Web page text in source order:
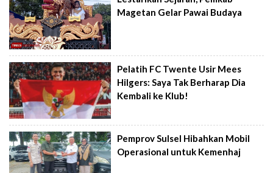
Magetan Gelar Pawai Budaya
Pelatih FC Twente Usir Mees
Hilgers: Saya Tak Berharap Dia
Kembali ke Klub!
Pemprov Sulsel Hibahkan Mobil
Operasional untuk Kemenhaj